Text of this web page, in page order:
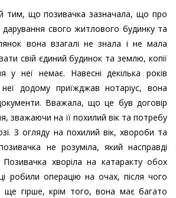
тим, що позивачка зазначала, що про
дарування свого житлового будинку та
вона взагалі не знала і не мала
свій єдиний будинок та землю, копії
у неї немає. Навесні декілька років
додому приїжджав нотаріус, вона
Вважала, що це був договір
зважаючи на її похилий вік та потребу
З огляду на похилий вік, хвороби та
не розуміла, який насправді
Позивачка хворіла на катаракту обох
робили операцію на очах, після чого
ще гірше, крім того, вона має багато